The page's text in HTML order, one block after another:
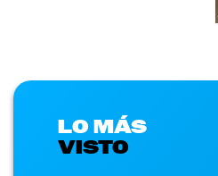
LO MÁS
VISTO